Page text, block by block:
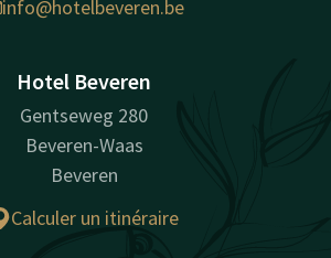
info@hotelbeveren.be
Hotel Beveren
Gentseweg 280
Beveren-Waas
Beveren
Calculer un itinéraire